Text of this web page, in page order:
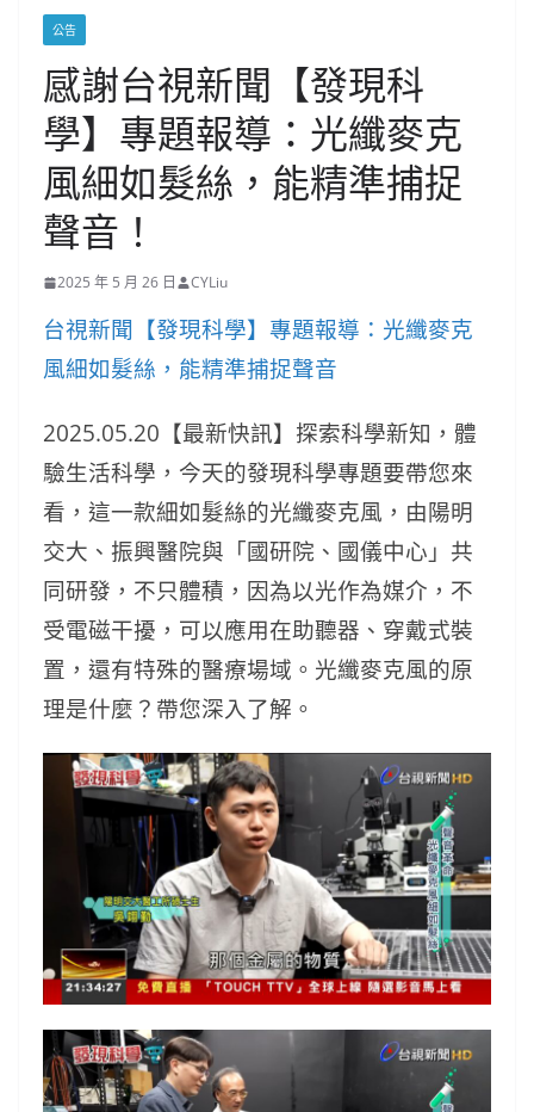
公告
感謝台視新聞【發現科
學】專題報導：光纖麥克
風細如髮絲，能精準捕捉
聲音！
2025 年 5 月 26 日 CYLiu
台視新聞【發現科學】專題報導：光纖麥克
風細如髮絲，能精準捕捉聲音
2025.05.20【最新快訊】探索科學新知，體
驗生活科學，今天的發現科學專題要帶您來
看，這一款細如髮絲的光纖麥克風，由陽明
交大、振興醫院與「國研院、國儀中心」共
同研發，不只體積，因為以光作為媒介，不
受電磁干擾，可以應用在助聽器、穿戴式裝
置，還有特殊的醫療場域。光纖麥克風的原
理是什麼？帶您深入了解。